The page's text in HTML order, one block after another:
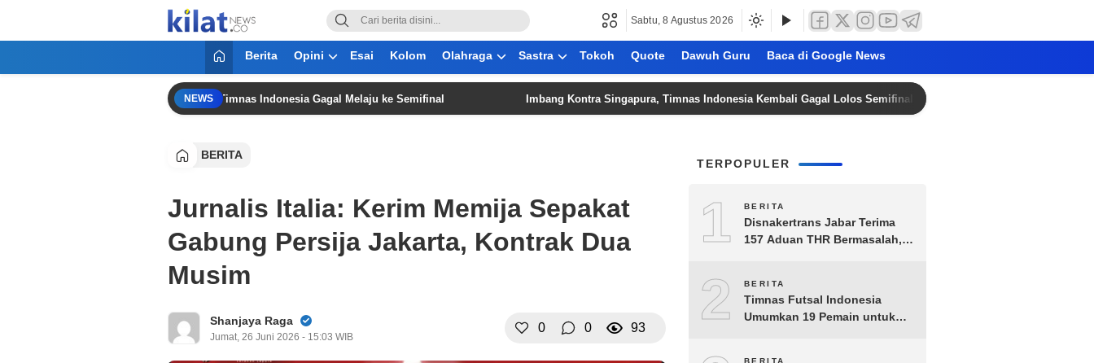
KilatNews.co
Mencerdaskan Anak Bangsa
Sabtu, 8 Agustus 2026
Berita Opini Esai Kolom Olahraga Sastra Tokoh Quote Dawuh Guru Baca di Google News
NEWS
Juara Grup A Piala AFF 2026, Timnas Indonesia Gagal Melaju ke Semifinal Imbang Kontra Singapura, Timnas Indonesia Kembali Gagal Lolos Semifinal Piala AFF Dua Edisi Beruntun
BERITA
Jurnalis Italia: Kerim Memija Sepakat
Gabung Persija Jakarta, Kontrak Dua
Musim
Shanjaya Raga
Jumat, 26 Juni 2026 - 15:03 WIB
0 0 93
TERPOPULER
1 BERITA
Disnakertrans Jabar Terima
157 Aduan THR Bermasalah,
2 BERITA
Timnas Futsal Indonesia
Umumkan 19 Pemain untuk
BERITA